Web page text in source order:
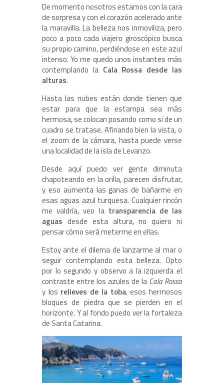
De momento nosotros estamos con la cara
de sorpresa y con el corazón acelerado ante
la maravilla. La belleza nos inmoviliza, pero
poco a poco cada viajero giroscópico busca
su propio camino, perdiéndose en este azul
intenso. Yo me quedo unos instantes más
contemplando la Cala Rossa desde las
alturas.
Hasta las nubes están donde tienen que
estar para que la estampa sea más
hermosa, se colocan posando como si de un
cuadro se tratase. Afinando bien la vista, o
el zoom de la cámara, hasta puede verse
una localidad de la isla de Levanzo.
Desde aquí puedo ver gente diminuta
chapoteando en la orilla, parecen disfrutar,
y eso aumenta las ganas de bañarme en
esas aguas azul turquesa. Cualquier rincón
me valdría, veo la transparencia de las
aguas desde esta altura, no quiero ni
pensar cómo será meterme en ellas.
Estoy ante el dilema de lanzarme al mar o
seguir contemplando esta belleza. Opto
por lo segundo y observo a la izquierda el
contraste entre los azules de la Cala Rossa
y los relieves de la toba, esos hermosos
bloques de piedra que se pierden en el
horizonte. Y al fondo puedo ver la fortaleza
de Santa Catarina.